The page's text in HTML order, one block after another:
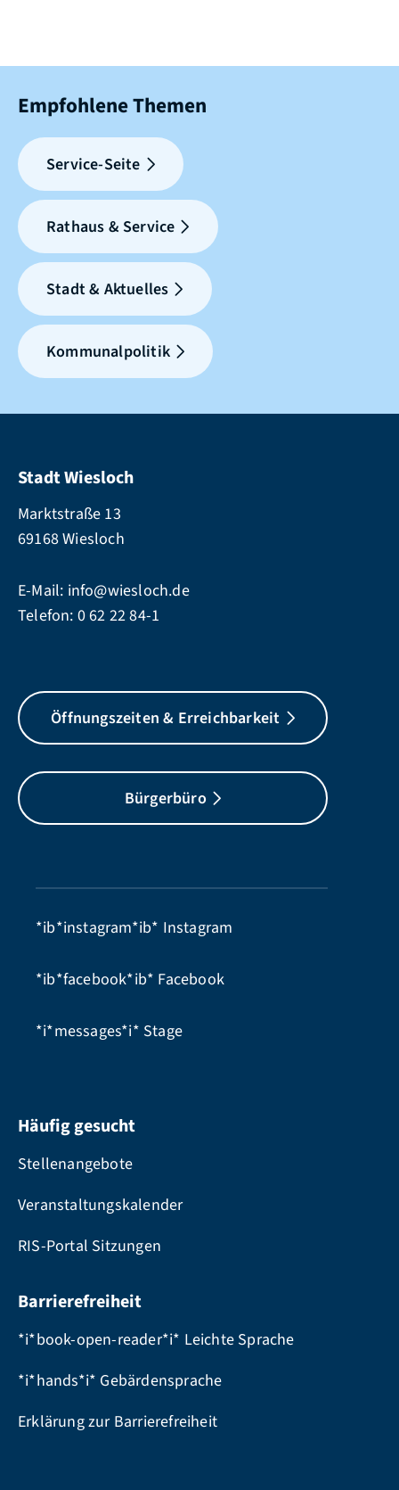
Empfohlene Themen
Service-Seite
Rathaus & Service
Stadt & Aktuelles
Kommunalpolitik
Stadt Wiesloch
Marktstraße 13
69168 Wiesloch
E-Mail: info@wiesloch.de
Telefon: 0 62 22 84-1
Öffnungszeiten & Erreichbarkeit
Bürgerbüro
*ib*instagram*ib* Instagram
*ib*facebook*ib* Facebook
*i*messages*i* Stage
Häufig gesucht
Stellenangebote
Veranstaltungskalender
RIS-Portal Sitzungen
Barrierefreiheit
*i*book-open-reader*i* Leichte Sprache
*i*hands*i* Gebärdensprache
Erklärung zur Barrierefreiheit